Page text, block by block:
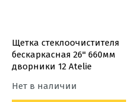
Щетка стеклоочистителя
бескаркасная 26'' 660мм
дворники 12 Atelie
Нет в наличии